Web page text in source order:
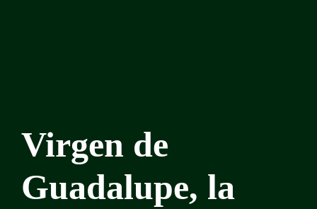
Virgen de
Guadalupe, la